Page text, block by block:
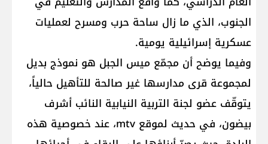
الجنوب، الذي ما زال ساحة حرب ومسرح لعمليات
عسكرية إسرائيلية يومية.
وفيما يوضح أن مجمّع ميس الجبل هو نموذج بديل
لمجموعة قرى مدارسها غير صالحة للتأهيل حالياً،
يتوقّف عضو لجنة التربية النيابية النائب أشرف
بيضون، في حديث لموقع mtv، عند خصوصية هذه